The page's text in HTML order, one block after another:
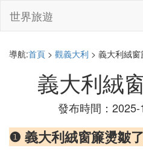
世界旅遊
導航:首頁 > 觀義大利 > 義大利絨
義大利絨
發布時間：
❶ 義大利絨窗簾燙皺